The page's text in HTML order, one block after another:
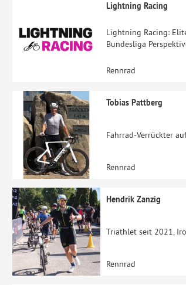
Lightning Racing
Lightning Racing:
Bundesliga
Rennrad
Tobias Pattberg
Fahrrad-Verrückter
Rennrad
Hendrik Zanzig
Triathlet seit 2021,
Rennrad